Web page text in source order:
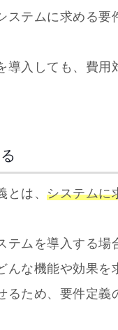
テムに求める要
導入しても、費
とは、システムに
テムを導入する
な機能や効果を
るため、要件定